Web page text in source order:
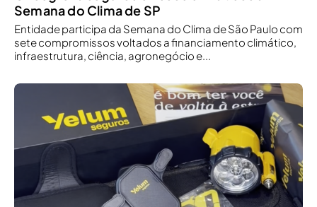
Semana do Clima de SP
Entidade participa da Semana do Clima de São Paulo com
sete compromissos voltados a financiamento climático,
infraestrutura, ciência, agronegócio e...